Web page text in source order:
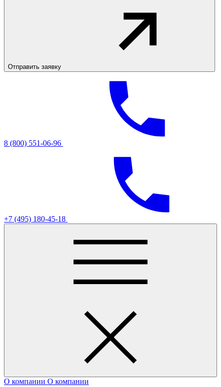
Отправить заявку
8 (800) 551-06-96
+7 (495) 180-45-18
О компании О компании